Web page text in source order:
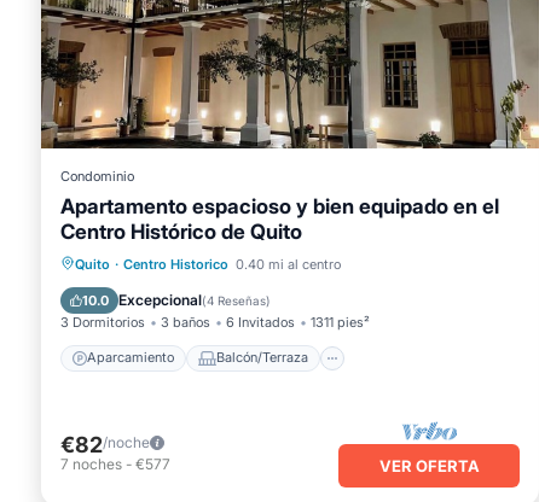
Condominio
Apartamento espacioso y bien equipado en el
Centro Histórico de Quito
Quito · Centro Historico 0.40 mi al centro
10.0 Excepcional(4 Reseñas)
3 Dormitorios 3 baños 6 Invitados 1311 pies²
Aparcamiento Balcón/Terraza
Aparcamiento
Balcón/Terraza
Cocina
Internet
€82/noche
7 noches - €577 VER OFERTA